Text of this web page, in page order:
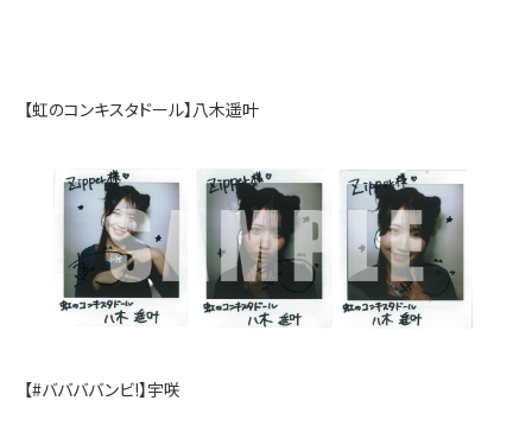
【虹のコンキスタドール】八木遥叶
【#ババババンビ!】宇咲